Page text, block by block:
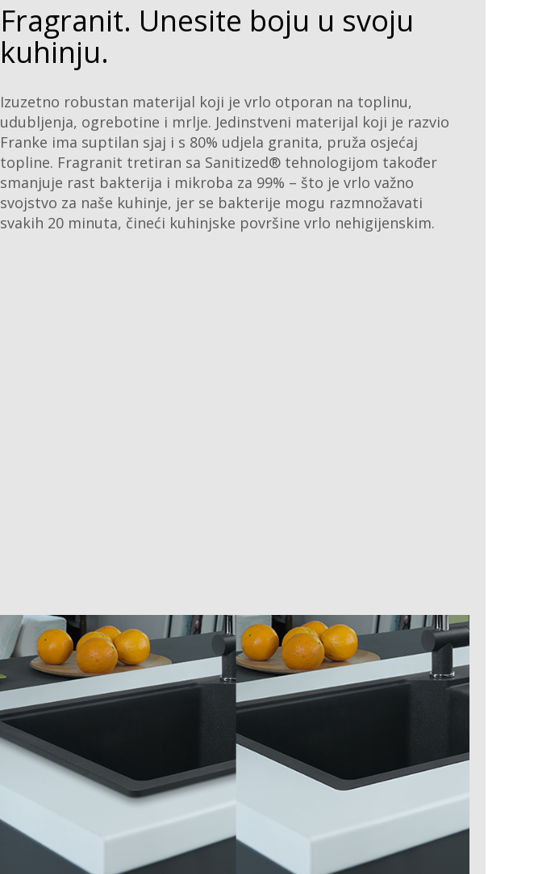
Fragranit. Unesite boju u svoju
kuhinju.
Izuzetno robustan materijal koji je vrlo otporan na toplinu,
udubljenja, ogrebotine i mrlje. Jedinstveni materijal koji je razvio
Franke ima suptilan sjaj i s 80% udjela granita, pruža osjećaj
topline. Fragranit tretiran sa Sanitized® tehnologijom također
smanjuje rast bakterija i mikroba za 99% – što je vrlo važno
svojstvo za naše kuhinje, jer se bakterije mogu razmnožavati
svakih 20 minuta, čineći kuhinjske površine vrlo nehigijenskim.